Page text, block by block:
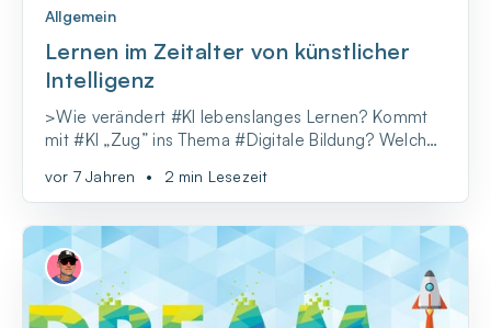
Allgemein
Lernen im Zeitalter von künstlicher
Intelligenz
>Wie verändert #KI lebenslanges Lernen? Kommt
mit #KI „Zug” ins Thema #Digitale Bildung? Welche
Wieviel #KI kann Bildung vertragen? Viele Fragen,
denen ich gemeinsam mit all den Teilnehmenden an
Vorträgen und Workshops in den letzten Monaten
nachgeg...
vor 7 Jahren • 2 min Lesezeit